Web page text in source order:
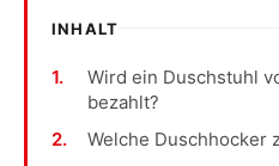
INHALT
Wird ein Duschstuhl
bezahlt?
Welche Duschhocker